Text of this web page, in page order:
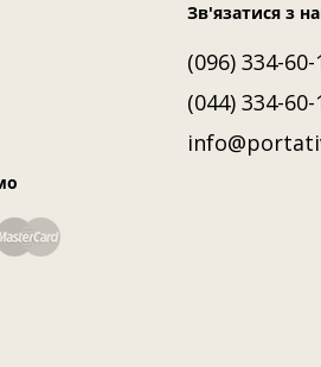
Зв'язатися з
(096) 334-60-
(044) 334-60-